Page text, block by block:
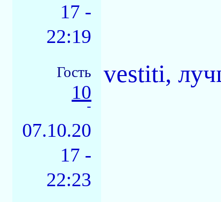
17 -
22:19
Гость
10
-
07.10.20
17 -
22:23
vestiti,